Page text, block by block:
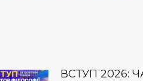
ВСТУП 2026: